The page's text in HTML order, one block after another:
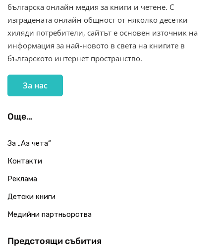
българска онлайн медия за книги и четене. С
изградената онлайн общност от няколко десетки
хиляди потребители, сайтът е основен източник на
информация за най-новото в света на книгите в
българското интернет пространство.
За нас
Още…
За „Аз чета“
Контакти
Реклама
Детски книги
Медийни партньорства
Предстоящи събития